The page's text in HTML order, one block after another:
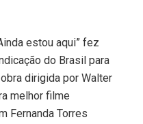
estou aqui” fez
do Brasil para
dirigida por Walter
melhor filme
Fernanda Torres